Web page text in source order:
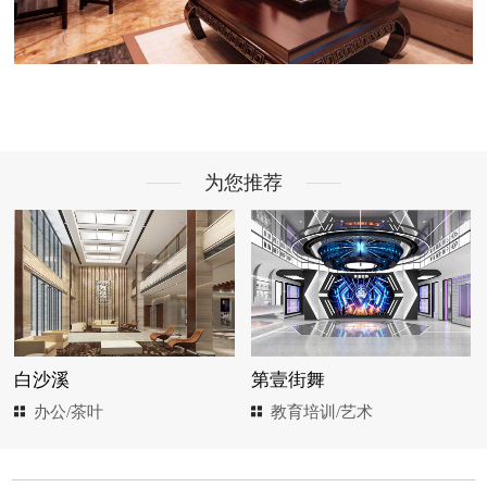
为您推荐
白沙溪
办公/茶叶
第壹街舞
教育培训/艺术